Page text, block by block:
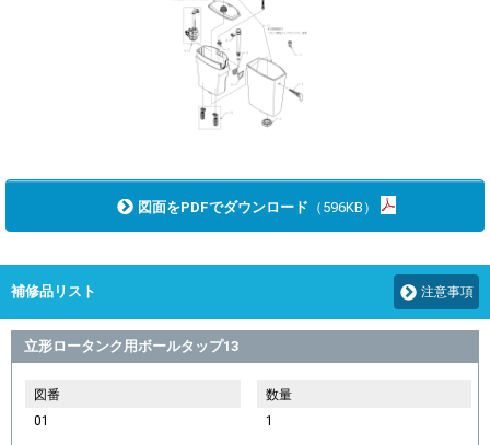
図面をPDFでダウンロード （596KB）
補修品リスト 注意事項
立形ロータンク用ボールタップ13
図番
01
数量
1